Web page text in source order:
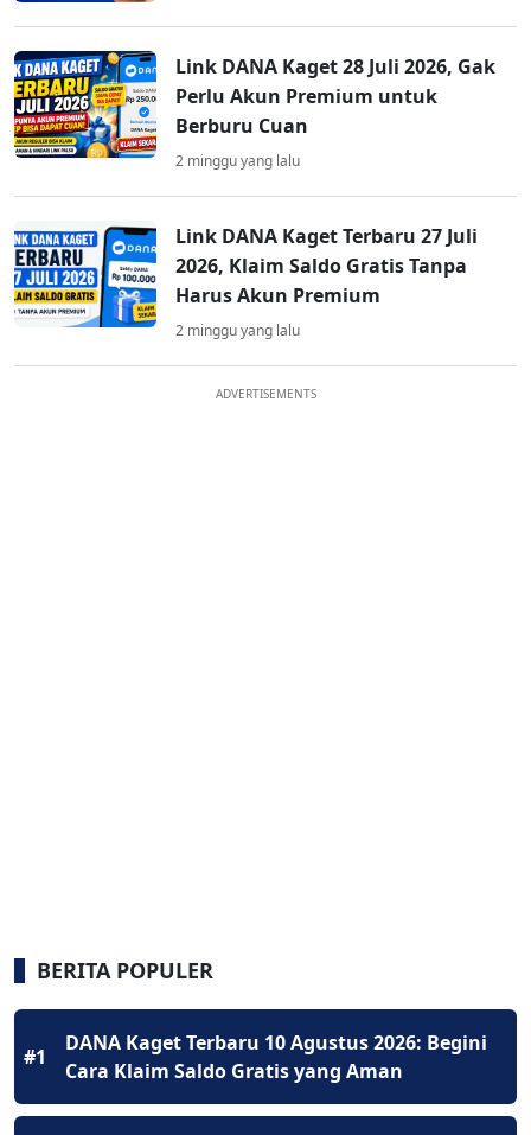
Link DANA Kaget 28 Juli 2026, Gak
Perlu Akun Premium untuk
Berburu Cuan
2 minggu yang lalu
Link DANA Kaget Terbaru 27 Juli
2026, Klaim Saldo Gratis Tanpa
Harus Akun Premium
2 minggu yang lalu
ADVERTISEMENTS
BERITA POPULER
#1
DANA Kaget Terbaru 10 Agustus 2026: Begini
Cara Klaim Saldo Gratis yang Aman